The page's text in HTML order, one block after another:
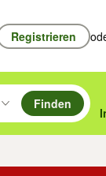
Registrieren
durchsuchen und
um zu suchen,
des gewählten
Finden